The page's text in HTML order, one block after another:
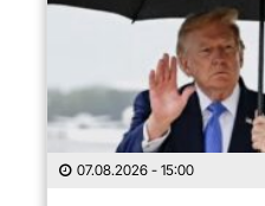
07.08.2026 - 15:00